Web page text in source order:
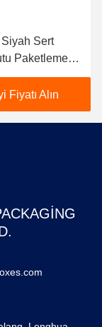
Dikdörtgen Sert
Kutusu, Pratik
Kapama Sert
En İyi Fiyatı